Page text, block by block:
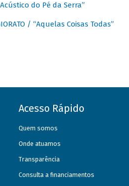
do Pé da Serra”
/ “Aquelas Coisas Todas”
Acesso Rápido
Quem somos
Onde atuamos
Transparência
Consulta a financiamentos